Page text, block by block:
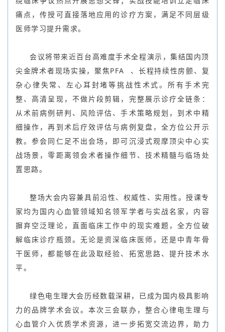
痛点，传授可直接落地应用的诊疗方案，满足不同层级
医师学习提升需求。
会议将带来近百台高难度手术全程演示，集结国内顶
尖金牌术者现场实操，聚焦PFA
、长程持续性房颤、复
杂心律失常、左心耳封堵等挑战性术式。所有手术完
整、高清呈现，不做片段剪辑，完整展示诊疗全链条：
从术前病例研判、风险评估、手术策略规划，到术中精
细操作，再到术后疗效评估与病例复盘，全方位公开示
教。参会同仁足不出会场，即可沉浸式观摩顶尖中心实
战场景，零距离领会术者操作细节、技术精髓与临场处
置思路。
整场大会内容兼具前沿性、权威性、实用性。授课专
家均为国内心血管领域知名领军学者与实战名家，内容
摒弃空泛理论，直面临床工作中的现实难题，全方位破
解临床诊疗瓶颈。无论是资深临床医师，还是中青年骨
干医师，都能够在此汲取经验、拓宽思路、提升技术水
平。
绿色电生理大会历经数载深耕，已成为国内极具影响
力的品牌学术会议。本次三会联办，整合心律电生理与
心血管介入优质学术资源，进一步拓宽交流边界，助力